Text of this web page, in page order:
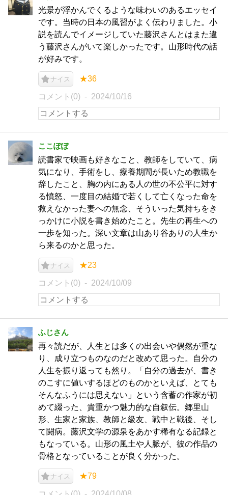
光景が浮かんでくるような味わいのあるエッセイ
です。当時の日本の風習がよく伝わりました。小
説を読んでイメージしていた藤沢さんとはまた違
う藤沢さんがいて楽しかったです。山形時代の話
が好みです。
ナイス ★36
コメント(0) 2024/10/16
ここぽぽ
読書家で映画も好きなこと、教師をしていて、病
気になり、手術をし、療養期間が長いため教職を
辞したこと、胸の内にある人の世の不公平に対す
る憤怒、一度目の結婚で若くして亡くなった命を
救えなかった妻への無念、そういった気持ちをき
っかけに小説を書き始めたこと。先生の再生への
一歩を知った。深い文章は山あり谷ありの人生か
ら来るのかと思った。
ナイス ★23
コメント(0) 2024/10/09
ふじさん
再々読だが、人生とは多くの出会いや偶然が重な
り、成り立つものなのだと改めて思った。自分の
人生を振り返っても然り。「自分の過去が、書き
のこすに値いするほどのものかといえば、とても
そんなふうには思えない」という含蓄の作家が初
めて綴った、貴重かつ魅力的な自叙伝。郷里山
形、生家と家族、教師と級友、戦中と戦後、そし
て闘病。藤沢文学の源泉をあかす稀有なる記録と
もなっている。山形の風土や人脈が、彼の作品の
骨格となっていることが良く分かった。
ナイス ★79